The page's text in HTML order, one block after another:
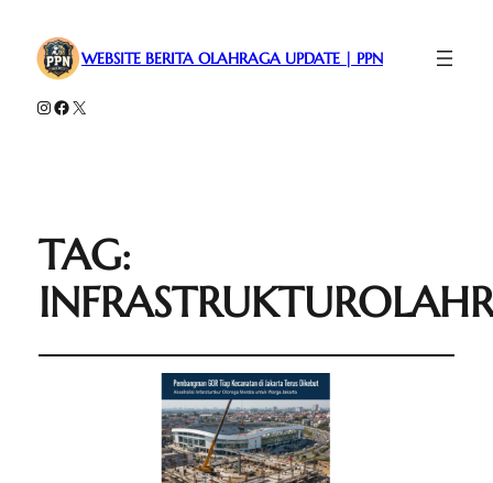
WEBSITE BERITA OLAHRAGA UPDATE | PPN
Instagram
Facebook
X
TAG: